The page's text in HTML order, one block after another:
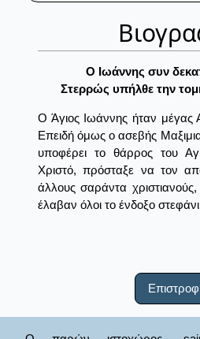
O Iωάννης συν
Στερρώς υπήλθε την
Ο Άγιος Ιωάννης ήταν μέγας
Επειδή όμως ο ασεβής
υποφέρει το θάρρος του
Χριστό, πρόσταξε να τον
άλλους σαράντα
έλαβαν όλοι το ένδοξο